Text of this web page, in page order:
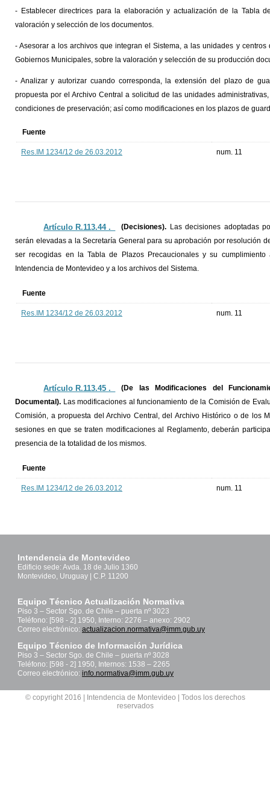
- Establecer directrices para la elaboración y actualización de la Tabla
valoración y selección de los documentos.
- Asesorar a los archivos que integran el Sistema, a las unidades y
Gobiernos Municipales, sobre la valoración y selección de su producción
- Analizar y autorizar cuando corresponda, la extensión del plazo de
propuesta por el Archivo Central a solicitud de las unidades
condiciones de preservación; así como modificaciones en los plazos de
Fuente
Res.IM 1234/12 de 26.03.2012 num. 11
Artículo R.113.44 ._ (Decisiones). Las decisiones adoptadas
serán elevadas a la Secretaría General para su aprobación por resolución
ser recogidas en la Tabla de Plazos Precaucionales y su
Intendencia de Montevideo y a los archivos del Sistema.
Fuente
Res.IM 1234/12 de 26.03.2012 num. 11
Artículo R.113.45 ._
(De las Modificaciones del
Documental). Las modificaciones al funcionamiento de la Comisión de
Comisión, a propuesta del Archivo Central, del Archivo Histórico o de los
sesiones en que se traten modificaciones al Reglamento, deberán
presencia de la totalidad de los mismos.
Fuente
Res.IM 1234/12 de 26.03.2012 num. 11
Intendencia de Montevideo
Edificio sede: Avda. 18 de Julio 1360
Montevideo, Uruguay | C.P. 11200
Equipo Técnico Actualización Normativa
Piso 3 – Sector Sgo. de Chile – puerta nº 3023
Teléfono: [598 - 2] 1950, Interno: 2276 – anexo: 2902
Correo electrónico: actualizacion.normativa@imm.gub.uy
Equipo Técnico de Información Jurídica
Piso 3 – Sector Sgo. de Chile – puerta nº 3028
Teléfono: [598 - 2] 1950, Internos: 1538 – 2265
Correo electrónico: info.normativa@imm.gub.uy
© copyright 2016 | Intendencia de Montevideo | Todos los derechos
reservados